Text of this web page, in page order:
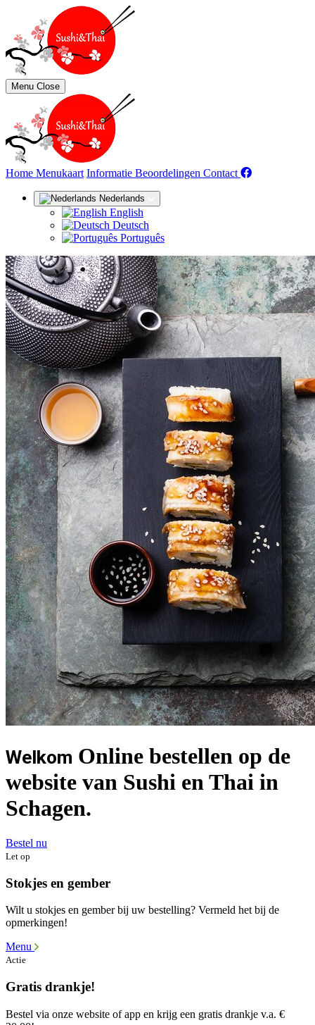
Menu Close
Home (huidige)
Menukaart Informatie Beoordelingen Contact
Nederlands
English
Deutsch
Português
Welkom Online bestellen op de
website van Sushi en Thai in
Schagen.
Bestel nu
Let op
Stokjes en gember
Wilt u stokjes en gember bij uw bestelling? Vermeld het bij de
opmerkingen!
Menu
Actie
Gratis drankje!
Bestel via onze website of app en krijg een gratis drankje v.a. €